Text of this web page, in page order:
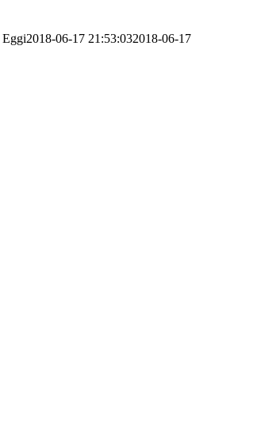
Eggi2018-06-17 21:53:032018-06-17